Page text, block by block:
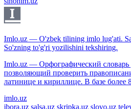
Imlo.uz — O'zbek tilining imlo lug'ati.
So'zning to'g'ri yozilishini tekshiring.
Imlo.uz — Орфографический словарь
позволяющий проверить
латинице и кириллице. В базе более
imlo.uz
ibora.uz salsa.uz skripka.uz slovo.uz